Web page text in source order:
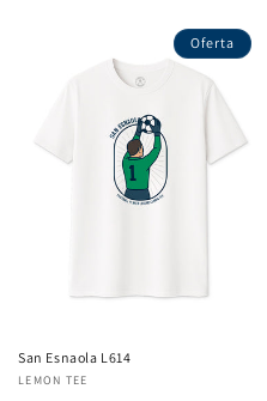
Oferta
San Esnaola L614
Proveedor:
LEMON TEE